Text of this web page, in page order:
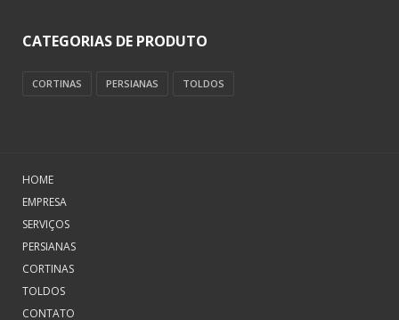
CATEGORIAS DE PRODUTO
CORTINAS PERSIANAS TOLDOS
HOME
EMPRESA
SERVIÇOS
PERSIANAS
CORTINAS
TOLDOS
CONTATO